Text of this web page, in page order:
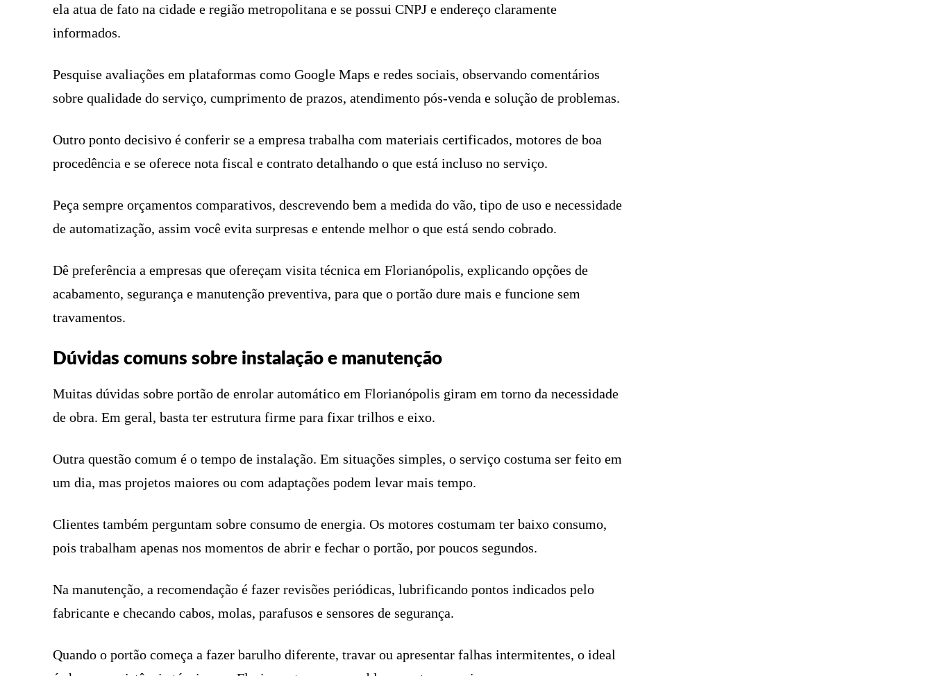
ela atua de fato na cidade e região metropolitana e se possui CNPJ e endereço claramente
informados.
Pesquise avaliações em plataformas como Google Maps e redes sociais, observando comentários
sobre qualidade do serviço, cumprimento de prazos, atendimento pós-venda e solução de problemas.
Outro ponto decisivo é conferir se a empresa trabalha com materiais certificados, motores de boa
procedência e se oferece nota fiscal e contrato detalhando o que está incluso no serviço.
Peça sempre orçamentos comparativos, descrevendo bem a medida do vão, tipo de uso e necessidade
de automatização, assim você evita surpresas e entende melhor o que está sendo cobrado.
Dê preferência a empresas que ofereçam visita técnica em Florianópolis, explicando opções de
acabamento, segurança e manutenção preventiva, para que o portão dure mais e funcione sem
travamentos.
Dúvidas comuns sobre instalação e manutenção
Muitas dúvidas sobre portão de enrolar automático em Florianópolis giram em torno da necessidade
de obra. Em geral, basta ter estrutura firme para fixar trilhos e eixo.
Outra questão comum é o tempo de instalação. Em situações simples, o serviço costuma ser feito em
um dia, mas projetos maiores ou com adaptações podem levar mais tempo.
Clientes também perguntam sobre consumo de energia. Os motores costumam ter baixo consumo,
pois trabalham apenas nos momentos de abrir e fechar o portão, por poucos segundos.
Na manutenção, a recomendação é fazer revisões periódicas, lubrificando pontos indicados pelo
fabricante e checando cabos, molas, parafusos e sensores de segurança.
Quando o portão começa a fazer barulho diferente, travar ou apresentar falhas intermitentes, o ideal